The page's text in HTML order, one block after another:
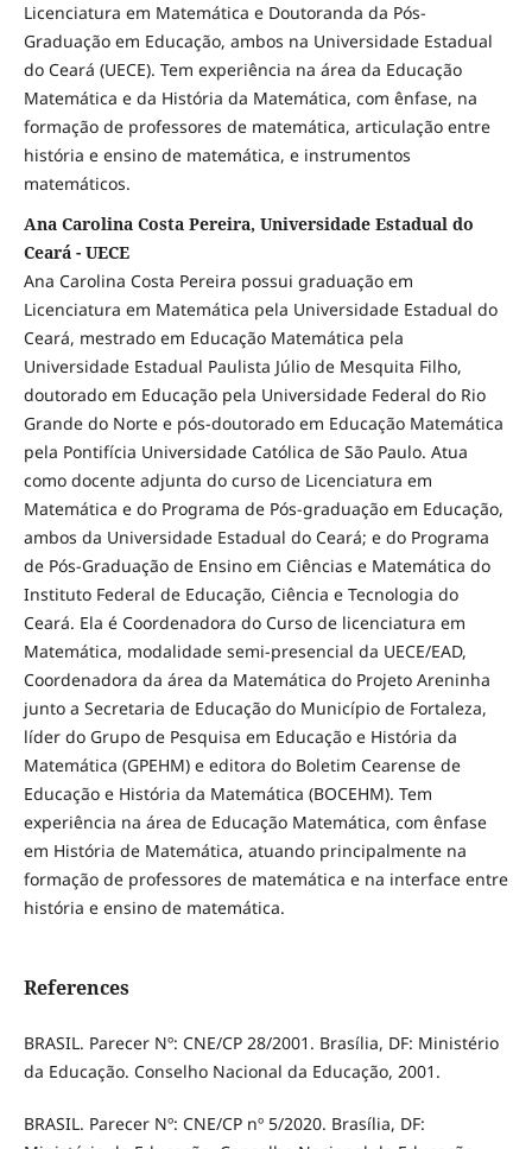
Licenciatura em Matemática e Doutoranda da Pós-
Graduação em Educação, ambos na Universidade Estadual
do Ceará (UECE). Tem experiência na área da Educação
Matemática e da História da Matemática, com ênfase, na
formação de professores de matemática, articulação entre
história e ensino de matemática, e instrumentos
matemáticos.
Ana Carolina Costa Pereira, Universidade Estadual do
Ceará - UECE
Ana Carolina Costa Pereira possui graduação em
Licenciatura em Matemática pela Universidade Estadual do
Ceará, mestrado em Educação Matemática pela
Universidade Estadual Paulista Júlio de Mesquita Filho,
doutorado em Educação pela Universidade Federal do Rio
Grande do Norte e pós-doutorado em Educação Matemática
pela Pontifícia Universidade Católica de São Paulo. Atua
como docente adjunta do curso de Licenciatura em
Matemática e do Programa de Pós-graduação em Educação,
ambos da Universidade Estadual do Ceará; e do Programa
de Pós-Graduação de Ensino em Ciências e Matemática do
Instituto Federal de Educação, Ciência e Tecnologia do
Ceará. Ela é Coordenadora do Curso de licenciatura em
Matemática, modalidade semi-presencial da UECE/EAD,
Coordenadora da área da Matemática do Projeto Areninha
junto a Secretaria de Educação do Município de Fortaleza,
líder do Grupo de Pesquisa em Educação e História da
Matemática (GPEHM) e editora do Boletim Cearense de
Educação e História da Matemática (BOCEHM). Tem
experiência na área de Educação Matemática, com ênfase
em História de Matemática, atuando principalmente na
formação de professores de matemática e na interface entre
história e ensino de matemática.
References
BRASIL. Parecer Nº: CNE/CP 28/2001. Brasília, DF: Ministério
da Educação. Conselho Nacional da Educação, 2001.
BRASIL. Parecer Nº: CNE/CP nº 5/2020. Brasília, DF: